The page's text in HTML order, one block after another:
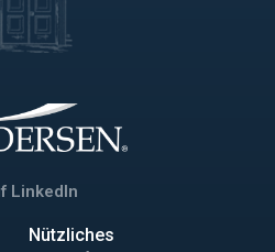
LinkedIn
Nützliches